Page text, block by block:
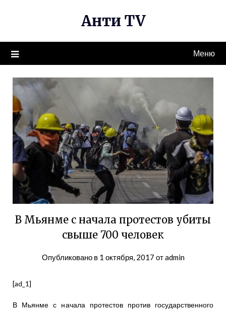
Анти TV
Меню
В Мьянме с начала протестов убиты
свыше 700 человек
Опубликовано в 1 октября, 2017 отadmin
[ad_1]
В Мьянме с начала протестов против государственного